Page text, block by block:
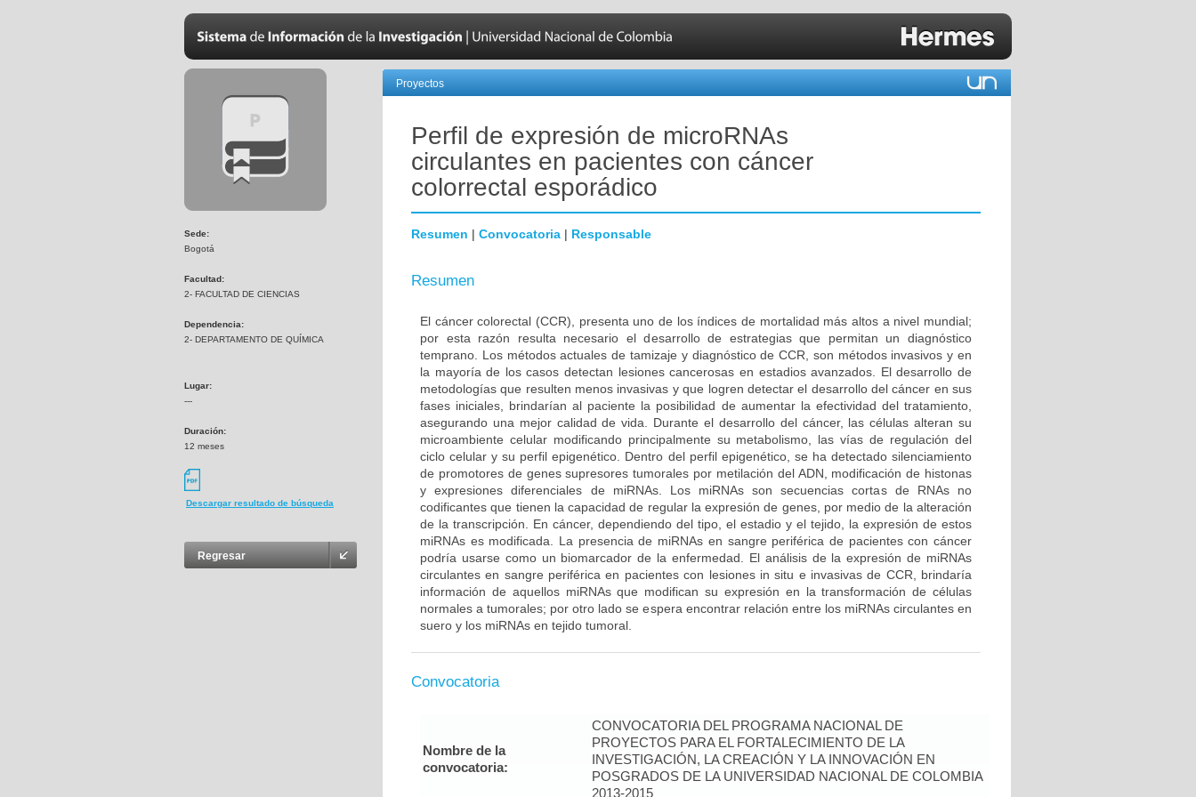
Sede:
Bogotá
Facultad:
2- FACULTAD DE CIENCIAS
Dependencia:
2- DEPARTAMENTO DE QUÍMICA
Lugar:
---
Duración:
12 meses
Descargar resultado de búsqueda
Regresar
Proyectos
Perfil de expresión de microRNAs
circulantes en pacientes con cáncer
colorrectal esporádico
Resumen | Convocatoria | Responsable
Resumen
El cáncer colorectal (CCR), presenta uno de los índices de mortalidad más altos a nivel mundial;
por esta razón resulta necesario el desarrollo de estrategias que permitan un diagnóstico
temprano. Los métodos actuales de tamizaje y diagnóstico de CCR, son métodos invasivos y en
la mayoría de los casos detectan lesiones cancerosas en estadios avanzados. El desarrollo de
metodologías que resulten menos invasivas y que logren detectar el desarrollo del cáncer en sus
fases iniciales, brindarían al paciente la posibilidad de aumentar la efectividad del tratamiento,
asegurando una mejor calidad de vida. Durante el desarrollo del cáncer, las células alteran su
microambiente celular modificando principalmente su metabolismo, las vías de regulación del
ciclo celular y su perfil epigenético. Dentro del perfil epigenético, se ha detectado silenciamiento
de promotores de genes supresores tumorales por metilación del ADN, modificación de histonas
y expresiones diferenciales de miRNAs. Los miRNAs son secuencias cortas de RNAs no
codificantes que tienen la capacidad de regular la expresión de genes, por medio de la alteración
de la transcripción. En cáncer, dependiendo del tipo, el estadio y el tejido, la expresión de estos
miRNAs es modificada. La presencia de miRNAs en sangre periférica de pacientes con cáncer
podría usarse como un biomarcador de la enfermedad. El análisis de la expresión de miRNAs
circulantes en sangre periférica en pacientes con lesiones in situ e invasivas de CCR, brindaría
información de aquellos miRNAs que modifican su expresión en la transformación de células
normales a tumorales; por otro lado se espera encontrar relación entre los miRNAs circulantes en
suero y los miRNAs en tejido tumoral.
Convocatoria
Nombre de la
convocatoria:
CONVOCATORIA DEL PROGRAMA NACIONAL DE
PROYECTOS PARA EL FORTALECIMIENTO DE LA
INVESTIGACIÓN, LA CREACIÓN Y LA INNOVACIÓN EN
POSGRADOS DE LA UNIVERSIDAD NACIONAL DE COLOMBIA
2013-2015